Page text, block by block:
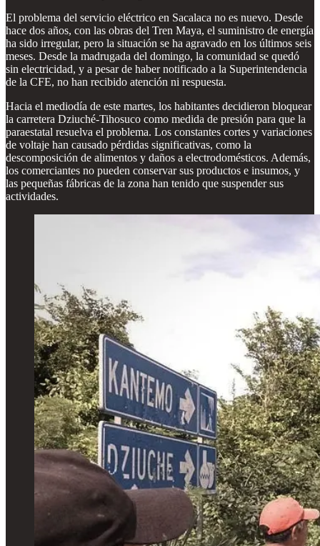
El problema del servicio eléctrico en Sacalaca no es nuevo. Desde
hace dos años, con las obras del Tren Maya, el suministro de energía
ha sido irregular, pero la situación se ha agravado en los últimos seis
meses. Desde la madrugada del domingo, la comunidad se quedó
sin electricidad, y a pesar de haber notificado a la Superintendencia
de la CFE, no han recibido atención ni respuesta.
Hacia el mediodía de este martes, los habitantes decidieron bloquear
la carretera Dziuché-Tihosuco como medida de presión para que la
paraestatal resuelva el problema. Los constantes cortes y variaciones
de voltaje han causado pérdidas significativas, como la
descomposición de alimentos y daños a electrodomésticos. Además,
los comerciantes no pueden conservar sus productos e insumos, y
las pequeñas fábricas de la zona han tenido que suspender sus
actividades.